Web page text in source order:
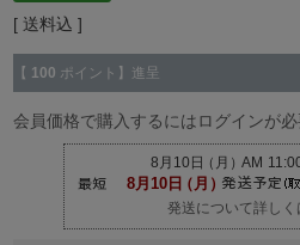
送料込
【 100 ポイント】進呈
会員価格で購入するにはログインが必
発送について詳し